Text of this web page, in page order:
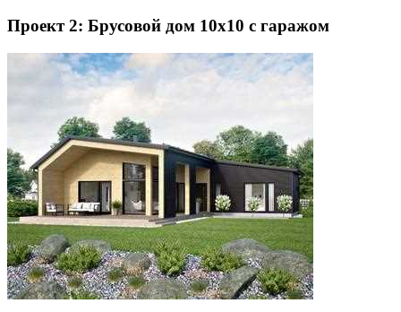
Проект 2: Брусовой дом 10х10 с гаражом